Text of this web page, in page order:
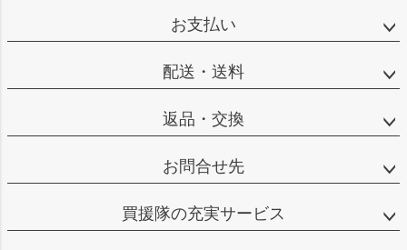
お支払い
配送・送料
返品・交換
お問合せ先
買援隊の充実サービス